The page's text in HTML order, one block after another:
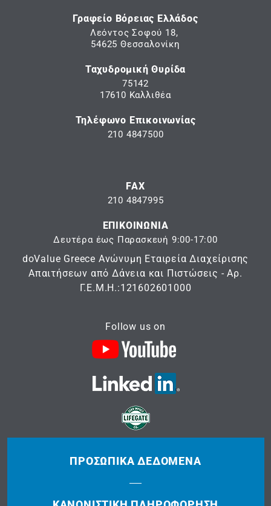
Γραφείο Βόρειας Ελλάδος
Λεόντος Σοφού 18,
54625 Θεσσαλονίκη
Ταχυδρομική Θυρίδα
75142
17610 Καλλιθέα
Τηλέφωνο Επικοινωνίας
210 4847500
FAX
210 4847995
ΕΠΙΚΟΙΝΩΝΙΑ
Δευτέρα έως Παρασκευή 9:00-17:00
doValue Greece Ανώνυμη Εταιρεία Διαχείρισης
Απαιτήσεων από Δάνεια και Πιστώσεις - Αρ.
Γ.Ε.Μ.Η.:121602601000
Follow us on
ΠΡΟΣΩΠΙΚΆ ΔΕΔΟΜΈΝΑ